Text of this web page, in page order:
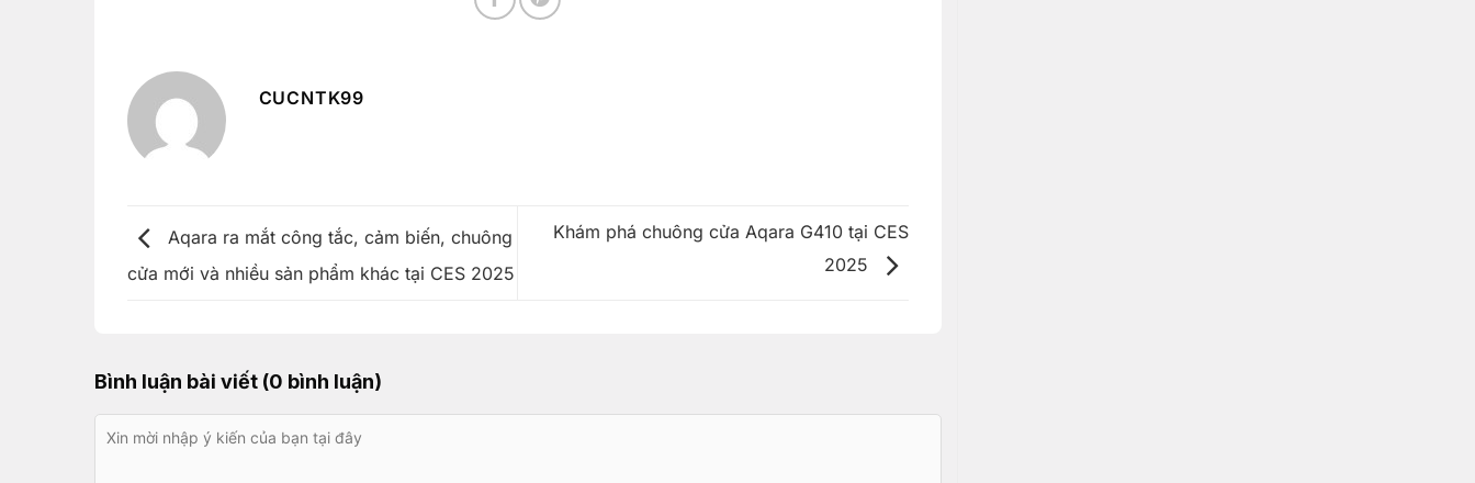
CUCNTK99
Aqara ra mắt công tắc, cảm biến, chuông
cửa mới và nhiều sản phẩm khác tại CES 2025
Khám phá chuông cửa Aqara G410 tại CES
2025
Bình luận bài viết (0 bình luận)